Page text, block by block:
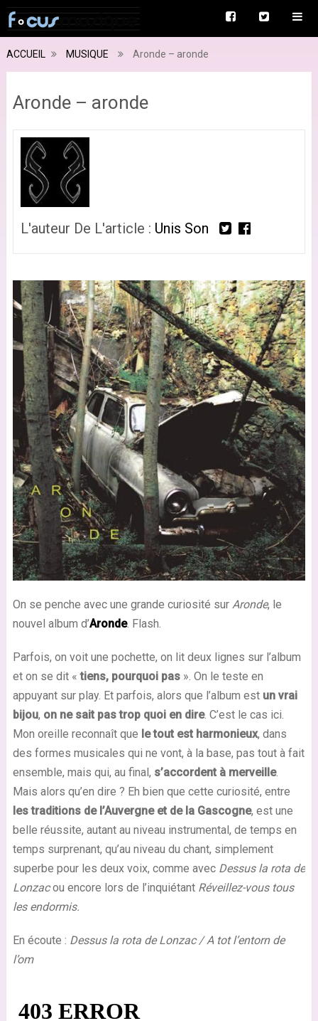
ACCUEIL MUSIQUE Aronde – aronde
Aronde – aronde
L'auteur De L'article : Unis Son
On se penche avec une grande curiosité sur Aronde, le
nouvel album d’Aronde. Flash.
Parfois, on voit une pochette, on lit deux lignes sur l’album
et on se dit «tiens, pourquoi pas». On le teste en
appuyant sur play. Et parfois, alors que l’album est un vrai
bijou, on ne sait pas trop quoi en dire. C’est le cas ici.
Mon oreille reconnaît que le tout est harmonieux, dans
des formes musicales qui ne vont, à la base, pas tout à fait
ensemble, mais qui, au final, s’accordent à merveille.
Mais alors qu’en dire ? Eh bien que cette curiosité, entre
les traditions de l’Auvergne et de la Gascogne, est une
belle réussite, autant au niveau instrumental, de temps en
temps surprenant, qu’au niveau du chant, simplement
superbe pour les deux voix, comme avec Dessus la rota de
Lonzacou encore lors de l’inquiétant Réveillez-vous tous
les endormis.
En écoute : Dessus la rota de Lonzac / A tot l’entorn de
l’om